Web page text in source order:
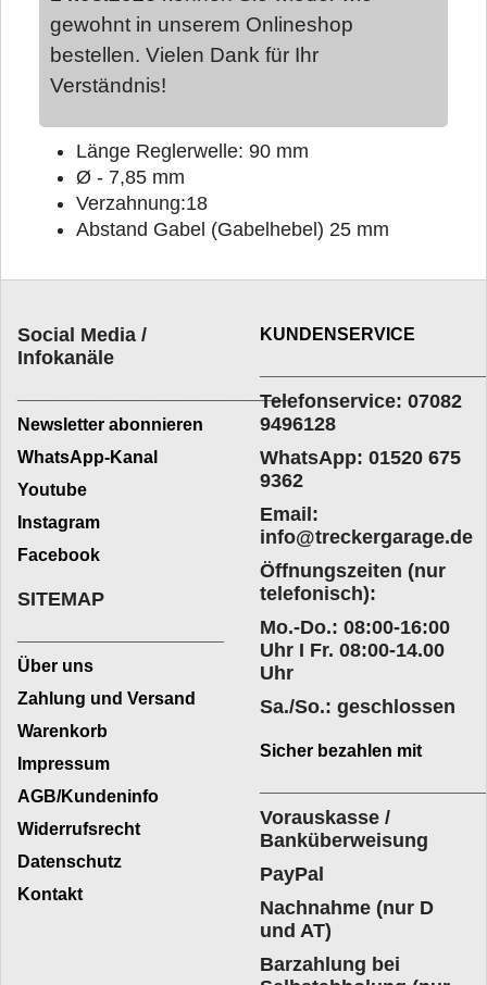
gewohnt in unserem Onlineshop
bestellen. Vielen Dank für Ihr
Verständnis!
Länge Reglerwelle: 90 mm
Ø - 7,85 mm
Verzahnung:18
Abstand Gabel (Gabelhebel) 25 mm
Social Media /
Infokanäle
_________________________
Newsletter abonnieren
WhatsApp-Kanal
Youtube
Instagram
Facebook
KUNDENSERVICE
Telefonservice: 07082
9496128
WhatsApp: 01520 675
9362
Email:
info@treckergarage.de
Öffnungszeiten (nur
telefonisch):
Mo.-Do.: 08:00-16:00
Uhr I Fr. 08:00-14.00
Uhr
Sa./So.: geschlossen
SITEMAP
Über uns
Zahlung und Versand
Warenkorb
Impressum
AGB/Kundeninfo
Widerrufsrecht
Datenschutz
Kontakt
Sicher bezahlen mit
Vorauskasse /
Banküberweisung
PayPal
Nachnahme (nur D
und AT)
Barzahlung bei